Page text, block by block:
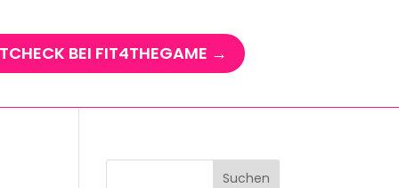
BEI FIT4THEGAME →
Suchen